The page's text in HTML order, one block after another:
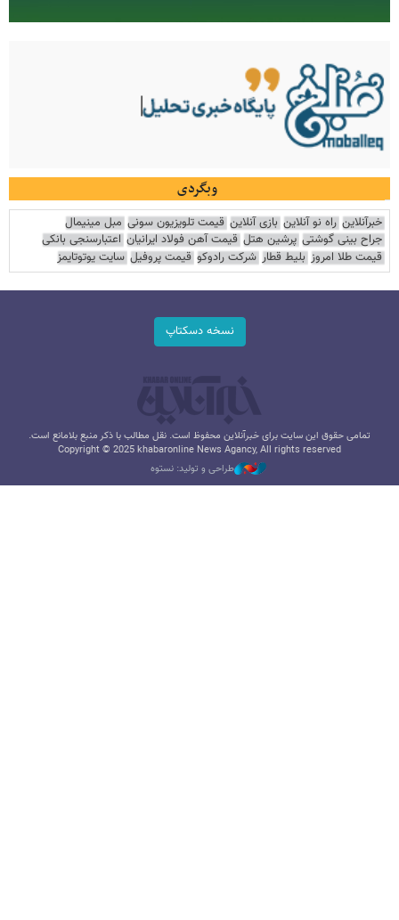
وبگردی
خبرآنلاین راه نو آنلاین بازی آنلاین قیمت تلویزیون سونی مبل مینیمال
جراح بینی گوشتی پرشین هتل قیمت آهن فولاد ایرانیان اعتبارسنجی بانکی
قیمت طلا امروز بلیط قطار شرکت رادوکو قیمت پروفیل سایت یوتوتایمز
نسخه دسکتاپ
تمامی حقوق این سایت برای خبرآنلاین محفوظ است. نقل مطالب با ذکر منبع بلامانع است.
Copyright © 2025 khabaronline News Agancy, All rights reserved
طراحی و تولید: نستوه